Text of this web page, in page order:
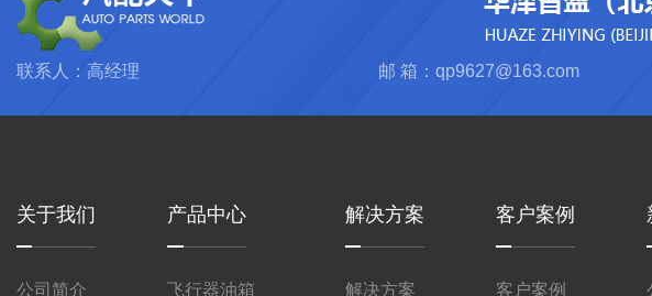
联系人：高经理 邮 箱：qp9627@163.com
关于我们
公司简介
产品中心
飞行器油箱
解决方案
解决方案
客户案例
客户案例